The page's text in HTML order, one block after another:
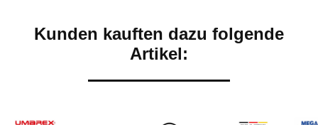
Kunden kauften dazu folgende
Artikel: